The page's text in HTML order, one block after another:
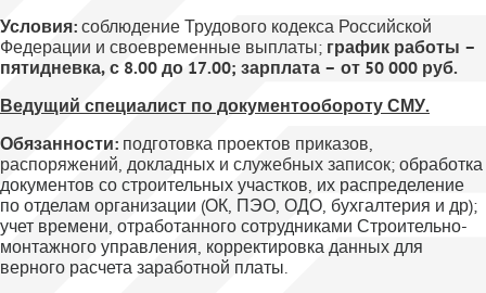
Условия: соблюдение Трудового кодекса Российской
Федерации и своевременные выплаты; график работы –
пятидневка, с 8.00 до 17.00; зарплата – от 50 000 руб.
Ведущий специалист по документообороту СМУ.
Обязанности: подготовка проектов приказов,
распоряжений, докладных и служебных записок; обработка
документов со строительных участков, их распределение
по отделам организации (ОК, ПЭО, ОДО, бухгалтерия и др);
учет времени, отработанного сотрудниками Строительно-
монтажного управления, корректировка данных для
верного расчета заработной платы.